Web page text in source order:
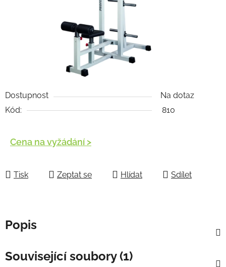
Dostupnost
Na dotaz
Kód:
810
Cena na vyžádání >
Tisk
Zeptat se Hlídat Sdílet
Popis
Související soubory (1)